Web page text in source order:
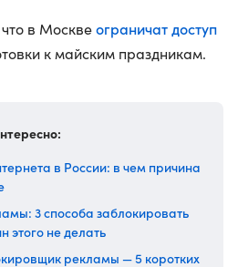
в Москвеограничат доступ
к майским праздникам.
в России: в чем причина
3 способа заблокировать
этого не делать
рекламы — 5 коротких